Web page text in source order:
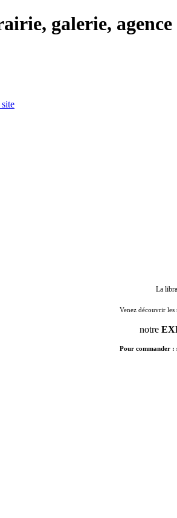
galerie,
La
Venez découvrir les
notre
Pour commander :